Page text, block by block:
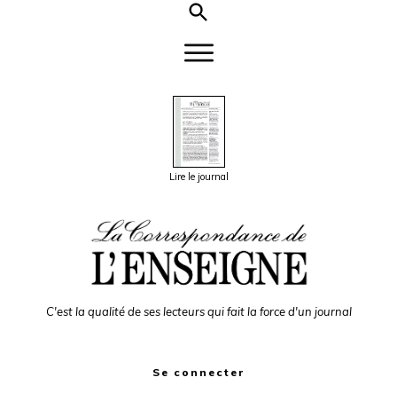
Lire le journal
C'est la qualité de ses lecteurs qui fait la force d'un journal
Se connecter